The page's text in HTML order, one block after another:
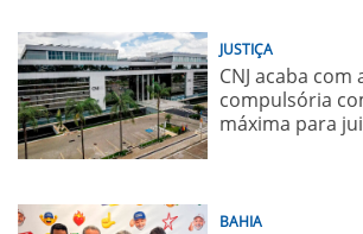
JUSTIÇA
CNJ acaba
compulsória
máxima para
BAHIA